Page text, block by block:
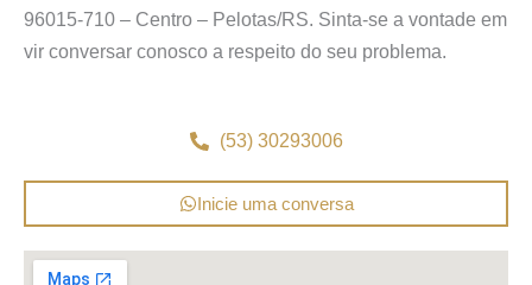
96015-710 – Centro – Pelotas/RS. Sinta-se a vontade em
vir conversar conosco a respeito do seu problema.
(53) 30293006
Inicie uma conversa